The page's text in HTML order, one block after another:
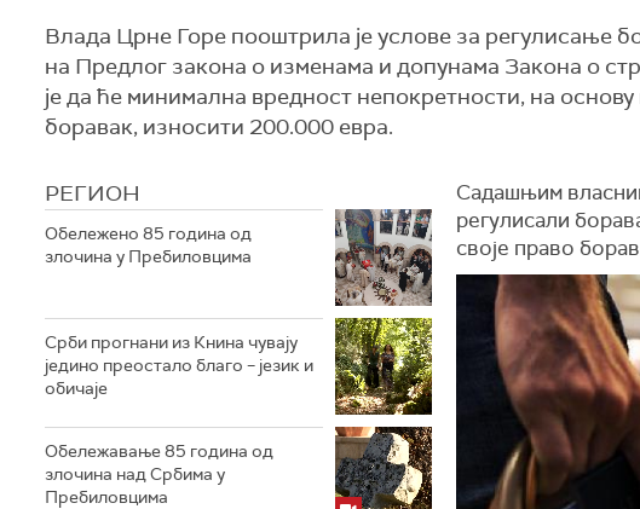
Влада Црне Горе пооштрила је услове за регулисање
на Предлог закона о изменама и допунама Закона о
је да ће минимална вредност непокретности, на
боравак, износити 200.000 евра.
РЕГИОН
Обележено 85 година од
злочина у Пребиловцима
Срби прогнани из Книна чувају
једино преостало благо – језик и
обичаје
Обележавање 85 година од
злочина над Србима у
Пребиловцима
Садашњим
регулисали
своје право